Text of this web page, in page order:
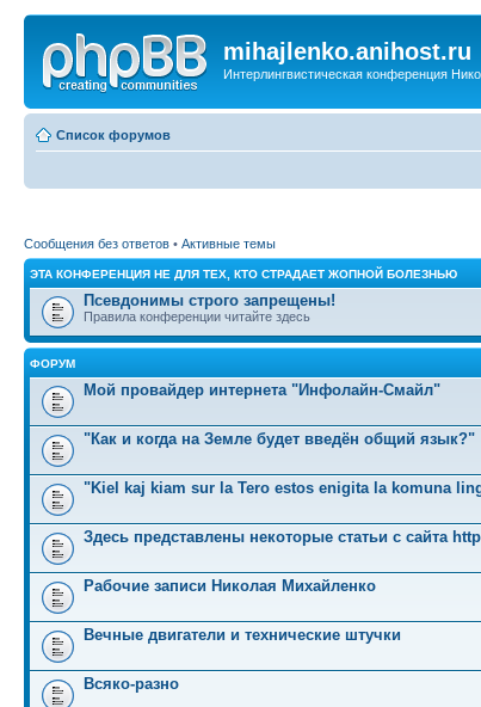
mihajlenko.anihost.ru
Интерлингвистическая конференция
Список форумов
Сообщения без ответов • Активные темы
ЭТА КОНФЕРЕНЦИЯ НЕ ДЛЯ ТЕХ, КТО СТРАДАЕТ ЖОПНОЙ БОЛЕЗНЬЮ
Псевдонимы строго запрещены!
Правила конференции читайте здесь
ФОРУМ
Мой провайдер интернета "Инфолайн-Смайл"
"Как и когда на Земле будет введён общий язык?"
"Kiel kaj kiam sur la Tero estos enigita la komuna
Здесь представлены некоторые статьи с сайта
Рабочие записи Николая Михайленко
Вечные двигатели и технические штучки
Всяко-разно